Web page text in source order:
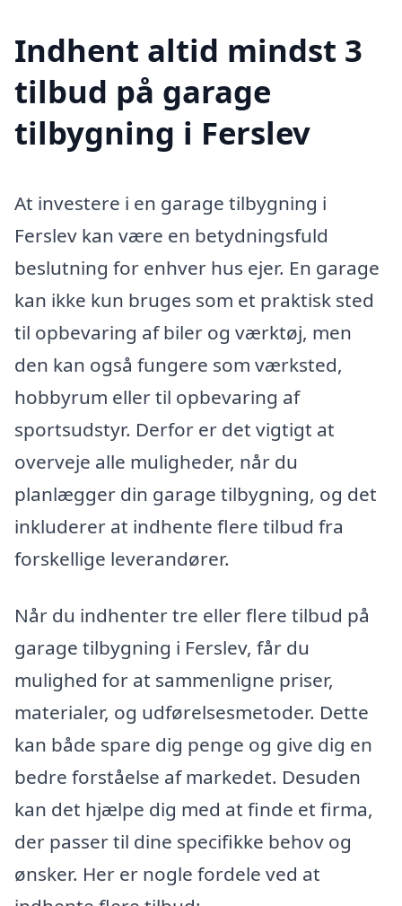
Indhent altid mindst 3
tilbud på garage
tilbygning i Ferslev
At investere i en garage tilbygning i
Ferslev kan være en betydningsfuld
beslutning for enhver hus ejer. En garage
kan ikke kun bruges som et praktisk sted
til opbevaring af biler og værktøj, men
den kan også fungere som værksted,
hobbyrum eller til opbevaring af
sportsudstyr. Derfor er det vigtigt at
overveje alle muligheder, når du
planlægger din garage tilbygning, og det
inkluderer at indhente flere tilbud fra
forskellige leverandører.
Når du indhenter tre eller flere tilbud på
garage tilbygning i Ferslev, får du
mulighed for at sammenligne priser,
materialer, og udførelsesmetoder. Dette
kan både spare dig penge og give dig en
bedre forståelse af markedet. Desuden
kan det hjælpe dig med at finde et firma,
der passer til dine specifikke behov og
ønsker. Her er nogle fordele ved at